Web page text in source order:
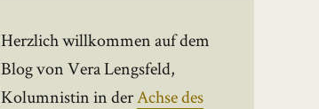
Herzlich willkommen auf dem
Blog von Vera Lengsfeld,
Kolumnistin in derAchse des